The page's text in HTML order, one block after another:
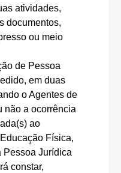
atividades,
documentos,
ou meio
de Pessoa
em duas
o Agentes de
não a ocorrência
ao
Física,
Pessoa Jurídica
constar,